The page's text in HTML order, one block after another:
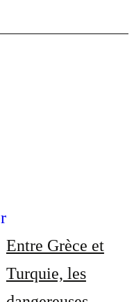
Entre Grèce et
Turquie, les